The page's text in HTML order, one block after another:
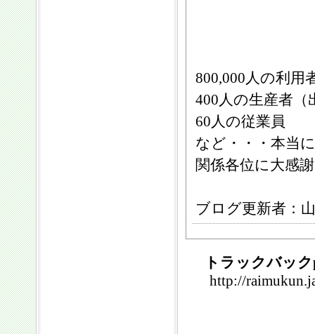
800,000人の利用
400人の生産者（
60人の従業員
など・・・本当
関係各位に大感
ブログ更新者：
トラックバッ
http://